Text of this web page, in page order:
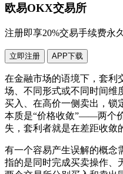
欧易OKX交易所
注册即享20%交易手续费永
立即注册 APP下载
在金融市场的语境下，套利
场、不同形式或不同时间维
买入、在高价一侧卖出，锁
本质是“价格收敛”——两个
失，套利者就是在差距收敛
有一个容易产生误解的概念
指的是同时完成买卖操作、